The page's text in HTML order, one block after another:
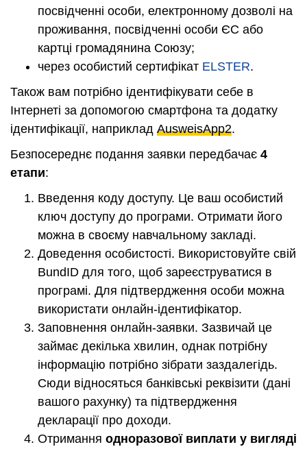
посвідченні особи, електронному дозволі на
проживання, посвідченні особи ЄС або
картці громадянина Союзу;
через особистий сертифікат ELSTER.
Також вам потрібно ідентифікувати себе в
Інтернеті за допомогою смартфона та додатку
ідентифікації, наприклад AusweisApp2.
Безпосереднє подання заявки передбачає 4
етапи:
Введення коду доступу. Це ваш особистий
ключ доступу до програми. Отримати його
можна в своєму навчальному закладі.
Доведення особистості. Використовуйте свій
BundID для того, щоб зареєструватися в
програмі. Для підтвердження особи можна
використати онлайн-ідентифікатор.
Заповнення онлайн-заявки. Зазвичай це
займає декілька хвилин, однак потрібну
інформацію потрібно зібрати заздалегідь.
Сюди відносяться банківські реквізити (дані
вашого рахунку) та підтвердження
декларації про доходи.
Отримання одноразової виплати у вигляді